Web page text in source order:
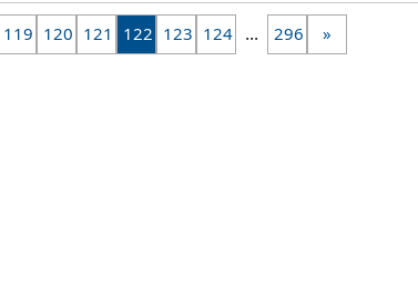
119 120 121 122 123 124 ... 296 »